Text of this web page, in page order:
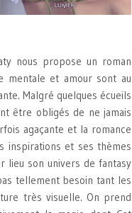
nous propose un roman
mentale et amour sont au
Malgré quelques écueils
être obligés de ne jamais
agaçante et la romance
inspirations et ses thèmes
lieu son univers de fantasy
tellement besoin tant les
très visuelle. On prend